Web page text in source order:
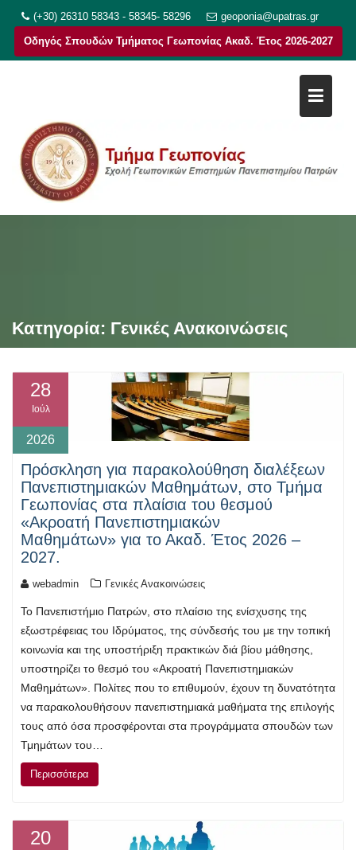
στο
περιεχόμενο
(+30) 26310 58343 - 58345- 58296 geoponia@upatras.gr
Οδηγός Σπουδών Τμήματος Γεωπονίας Ακαδ. Έτος 2026-2027
Κατηγορία: Γενικές Ανακοινώσεις
28
Ιούλ
2026
Πρόσκληση για παρακολούθηση διαλέξεων
Πανεπιστημιακών Μαθημάτων, στο Τμήμα
Γεωπονίας στα πλαίσια του θεσμού
«Ακροατή Πανεπιστημιακών
Μαθημάτων» για το Ακαδ. Έτος 2026 –
2027.
webadmin Γενικές Ανακοινώσεις
Το Πανεπιστήμιο Πατρών, στο πλαίσιο της ενίσχυσης της
εξωστρέφειας του Ιδρύματος, της σύνδεσής του με την τοπική
κοινωνία και της υποστήριξη πρακτικών διά βίου μάθησης,
υποστηρίζει το θεσμό του «Ακροατή Πανεπιστημιακών
Μαθημάτων». Πολίτες που το επιθυμούν, έχουν τη δυνατότητα
να παρακολουθήσουν πανεπιστημιακά μαθήματα της επιλογής
τους από όσα προσφέρονται στα προγράμματα σπουδών των
Τμημάτων του…
Περισσότερα
20